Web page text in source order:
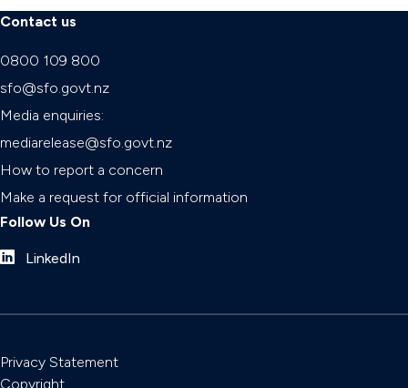
Contact us
0800 109 800
sfo@sfo.govt.nz
Media enquiries:
mediarelease@sfo.govt.nz
How to report a concern
Make a request for official information
Follow Us On
LinkedIn
Privacy Statement
Copyright